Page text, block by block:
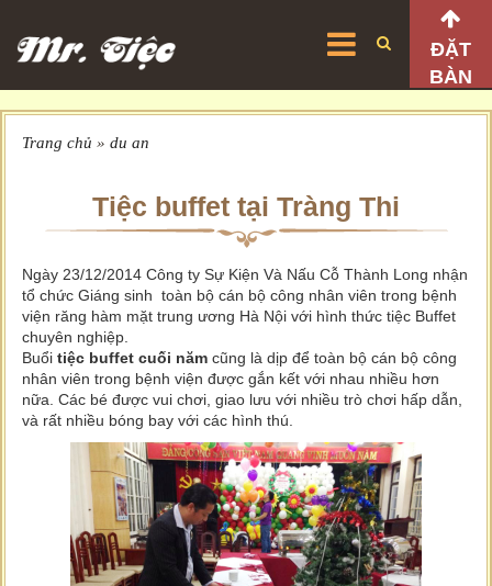
ĐẶT
BÀN
Trang chủ » du an
Tiệc buffet tại Tràng Thi
Ngày 23/12/2014 Công ty Sự Kiện Và Nấu Cỗ Thành Long nhận
tổ chức Giáng sinh toàn bộ cán bộ công nhân viên trong bệnh
viện răng hàm mặt trung ương Hà Nội với hình thức tiệc Buffet
chuyên nghiệp.
Buổi tiệc buffet cuối năm cũng là dịp để toàn bộ cán bộ công
nhân viên trong bệnh viện được gắn kết với nhau nhiều hơn
nữa. Các bé được vui chơi, giao lưu với nhiều trò chơi hấp dẫn,
và rất nhiều bóng bay với các hình thú.